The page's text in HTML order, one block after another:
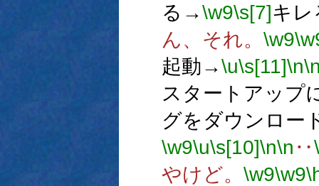
る→\w9\s[7]キレ
ん、それ。 \w9
起動→\u\s[11]\n
スタートアップ
グをダウンロー
\w9\u\s[10]\n\n ‥
やけど。 \w9\w9